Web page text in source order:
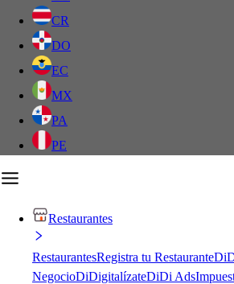
CR
DO
EC
MX
PA
PE
Restaurantes
RestaurantesRegistra tu Restaurante
NegocioDiDigitalízateDiDi Ads